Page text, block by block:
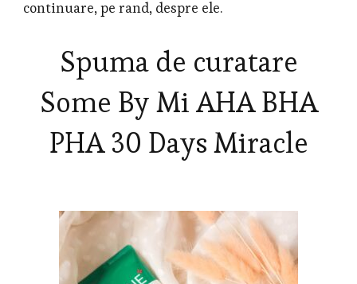
continuare, pe rand, despre ele.
Spuma de curatare
Some By Mi AHA BHA
PHA 30 Days Miracle